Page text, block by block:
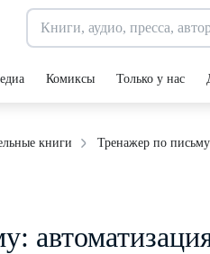
Комиксы Только у нас
книги Тренажер по